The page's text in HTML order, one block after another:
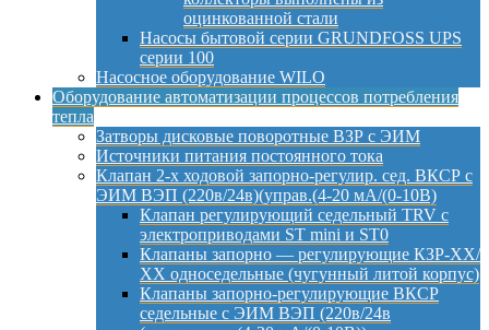
оцинкованной стали
Насосы бытовой серии GRUNDFOSS UPS
серии 100
Насосное оборудование WILO
Оборудование автоматизации процессов потребления
тепла
Затворы дисковые поворотные ВЗР с ЭИМ
Источники питания постоянного тока
Клапан 2-х ходовой запорно-регулир. сед. ВКСР с
ЭИМ ВЭП (220в/24в)(управ.(4-20 мА/(0-10В)
Клапан регулирующий седельный TRV с
электроприводами ST mini и ST0
Клапаны запорно — регулирующие КЗР-ХХ/
ХХ односедельные (чугунный литой корпус)
Клапаны запорно-регулирующие ВКСР
седельные с ЭИМ ВЭП (220в/24в